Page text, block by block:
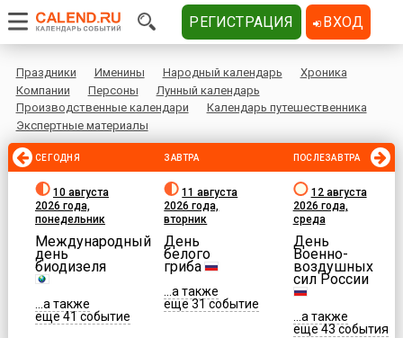
Праздники Именины Народный календарь
Хроника
Компании
Персоны
Лунный календарь
Производственные календари
Календарь путешественника
Экспертные материалы
СЕГОДНЯ
10 августа
2026 года,
понедельник
Международный
день
биодизеля
...а также
еще 41 событие
ЗАВТРА
11 августа
2026 года,
вторник
День
белого
гриба
...а также
еще 31 событие
ПОСЛЕЗАВТРА
12 августа
2026 года,
среда
День
Военно-
воздушных
сил России
...а также
еще 43 события
РЕГИСТРАЦИЯ ВХОД